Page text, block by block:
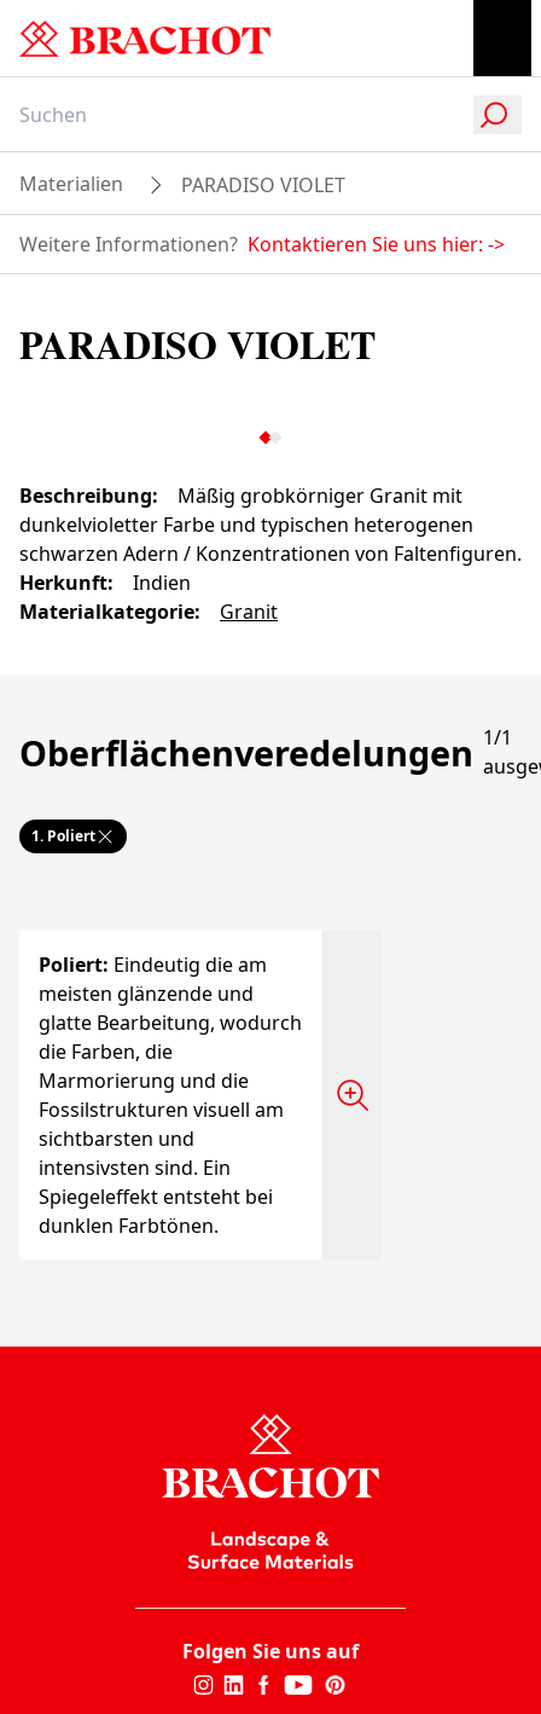
Materialien PARADISO VIOLET
Weitere Informationen? Kontaktieren Sie uns hier: ->
PARADISO VIOLET
Beschreibung:
Mäßig grobkörniger Granit mit
dunkelvioletter Farbe und typischen heterogenen
schwarzen Adern / Konzentrationen von Faltenfiguren.
Herkunft:
Indien
Materialkategorie: Granit
Oberflächenveredelungen 1/1
1. Poliert
Poliert: Eindeutig die am
meisten glänzende und
glatte Bearbeitung, wodurch
die Farben, die
Marmorierung und die
Fossilstrukturen visuell am
sichtbarsten und
intensivsten sind. Ein
Spiegeleffekt entsteht bei
dunklen Farbtönen.
Folgen Sie uns auf